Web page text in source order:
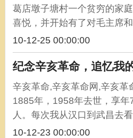
葛店墩子塘村一个贫穷的家
喜悦，并开始有了对毛主席
10-12-25 00:00:00
纪念辛亥革命，追忆我
辛亥革命,辛亥革命网,辛亥
1885年，1958年去世，享
人。每次我从汉口到武昌去
10-12-23 00:00:00